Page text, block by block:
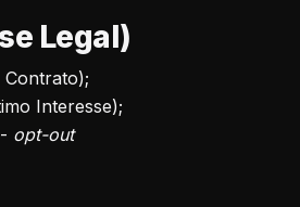
Legal)
Interesse);
opt-out